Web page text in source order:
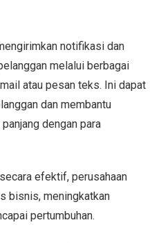
notifikasi dan
melalui berbagai
atau pesan teks. Ini dapat
dan membantu
dengan para
efektif, perusahaan
bisnis, meningkatkan
pertumbuhan.